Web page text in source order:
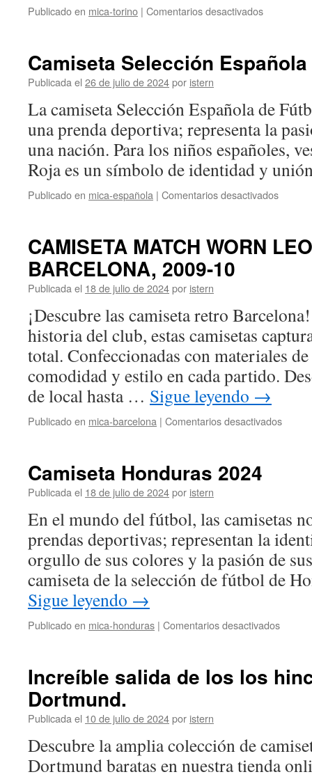
Publicado en mica-torino | Comentarios desactivadosen
Del
Camiseta Selección
Publicada el 26 de julio de 2024por istern
La camiseta Selección Española de
una prenda deportiva; representa la
una nación. Para los niños españoles,
Roja es un símbolo de identidad y
Publicado en mica-española | Comentarios desactivadosen
Niños
CAMISETA MATCH WORN
BARCELONA, 2009-10
Publicada el 18 de julio de 2024por istern
¡Descubre las camiseta retro
historia del club, estas camisetas
total. Confeccionadas con materiales
comodidad y estilo en cada partido.
de local hasta … Sigue leyendo →
Publicado en mica-barcelona | Comentarios desactivadosen
2009-
10
Camiseta Honduras 2024
Publicada el 18 de julio de 2024por istern
En el mundo del fútbol, las camisetas
prendas deportivas; representan la
orgullo de sus colores y la pasión de
camiseta de la selección de fútbol de
Sigue leyendo →
Publicado en mica-honduras | Comentarios desactivadosen
Increíble salida de los los
Dortmund.
Publicada el 10 de julio de 2024por istern
Descubre la amplia colección de
Dortmund baratas en nuestra tienda